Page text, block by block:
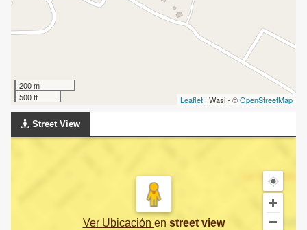
200 m
500 ft
Leaflet | Wasi - ©OpenStreetMap
Street View
Ver Ubicación en street view